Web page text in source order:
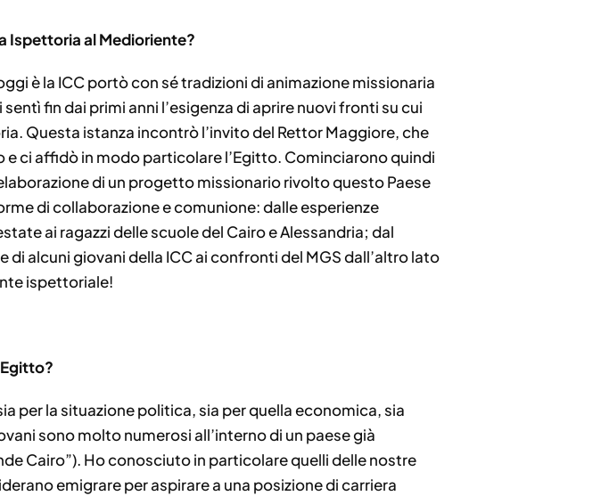
Ispettoria al Medioriente?
è la ICC portò con sé tradizioni di animazione missionaria
fin dai primi anni l’esigenza di aprire nuovi fronti su cui
Questa istanza incontrò l’invito del Rettor Maggiore, che
ci affidò in modo particolare l’Egitto. Cominciarono quindi
di un progetto missionario rivolto questo Paese
di collaborazione e comunione: dalle esperienze
ai ragazzi delle scuole del Cairo e Alessandria; dal
alcuni giovani della ICC ai confronti del MGS dall’altro lato
ispettoriale!
per la situazione politica, sia per quella economica, sia
sono molto numerosi all’interno di un paese già
Cairo”). Ho conosciuto in particolare quelli delle nostre
emigrare per aspirare a una posizione di carriera